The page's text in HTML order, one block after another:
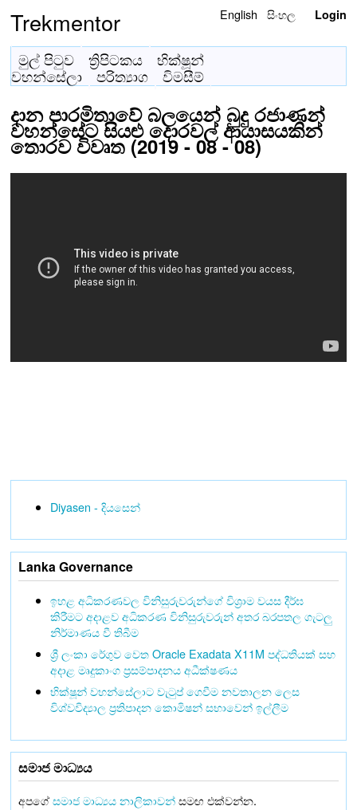
Trekmentor English සිංහල Login
මුල් පිටුව ත්‍රිපිටකය
භික්ෂූන්
වහන්සේලා
පරිත්‍යාග විමසීම්
දාන පාරමිතාවේ බලයෙන් බුදු රජාණන්
වහන්සේට සියළු දොරවල් ආයාසයකින්
තොරව විවෘත (2019 - 08 - 08)
Diyasen - දියසෙන්
Lanka Governance
ඉහළ අධිකරණවල විනිසුරුවරුන්ගේ විශ්‍රාම වයස දීර්ඝ
කිරීමට අදාළව අධිකරණ විනිසුරුවරුන් අතර බරපතල ගැටලු
නිර්මාණය වී තිබීම
ශ්‍රී ලංකා රේගුව වෙත Oracle Exadata X11M පද්ධතියක් සහ
අදාළ මෘදුකාංග ප්‍රසම්පාදනය අධීක්ෂණය
භික්ෂූන් වහන්සේලාට වැටුප් ගෙවීම නවතාලන ලෙස
විශ්වවිද්‍යාල ප්‍රතිපාදන කොමිෂන් සභාවෙන් ඉල්ලීම
සමාජ මාධ්‍යය
අපගේසමාජ මාධ්‍යය නාලිකාවන්සමඟ එක්වන්න.